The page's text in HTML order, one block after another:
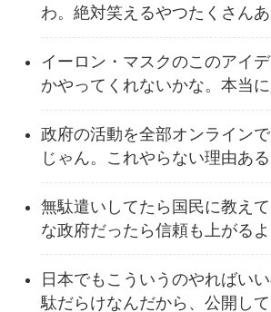
わ。絶対笑えるやつたくさんあ
イーロン・マスクのこのアイ
かやってくれないかな。本当に
政府の活動を全部オンライン
じゃん。これやらない理由ある
無駄遣いしてたら国民に教え
な政府だったら信頼も上がるよ
日本でもこういうのやればい
駄だらけなんだから、公開して